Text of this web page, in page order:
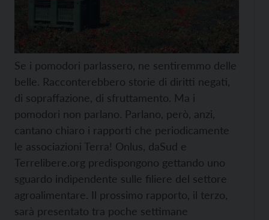
Se i pomodori parlassero, ne sentiremmo delle
belle. Racconterebbero storie di diritti negati,
di sopraffazione, di sfruttamento. Ma i
pomodori non parlano. Parlano, però, anzi,
cantano chiaro i rapporti che periodicamente
le associazioni Terra! Onlus, daSud e
Terrelibere.org predispongono gettando uno
sguardo indipendente sulle filiere del settore
agroalimentare. Il prossimo rapporto, il terzo,
sarà presentato tra poche settimane